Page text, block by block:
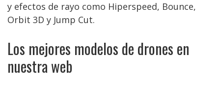
y efectos de rayo como Hiperspeed, Bounce,
Orbit 3D y Jump Cut.
Los mejores modelos de drones en
nuestra web